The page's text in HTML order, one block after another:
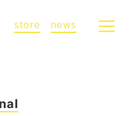
store news